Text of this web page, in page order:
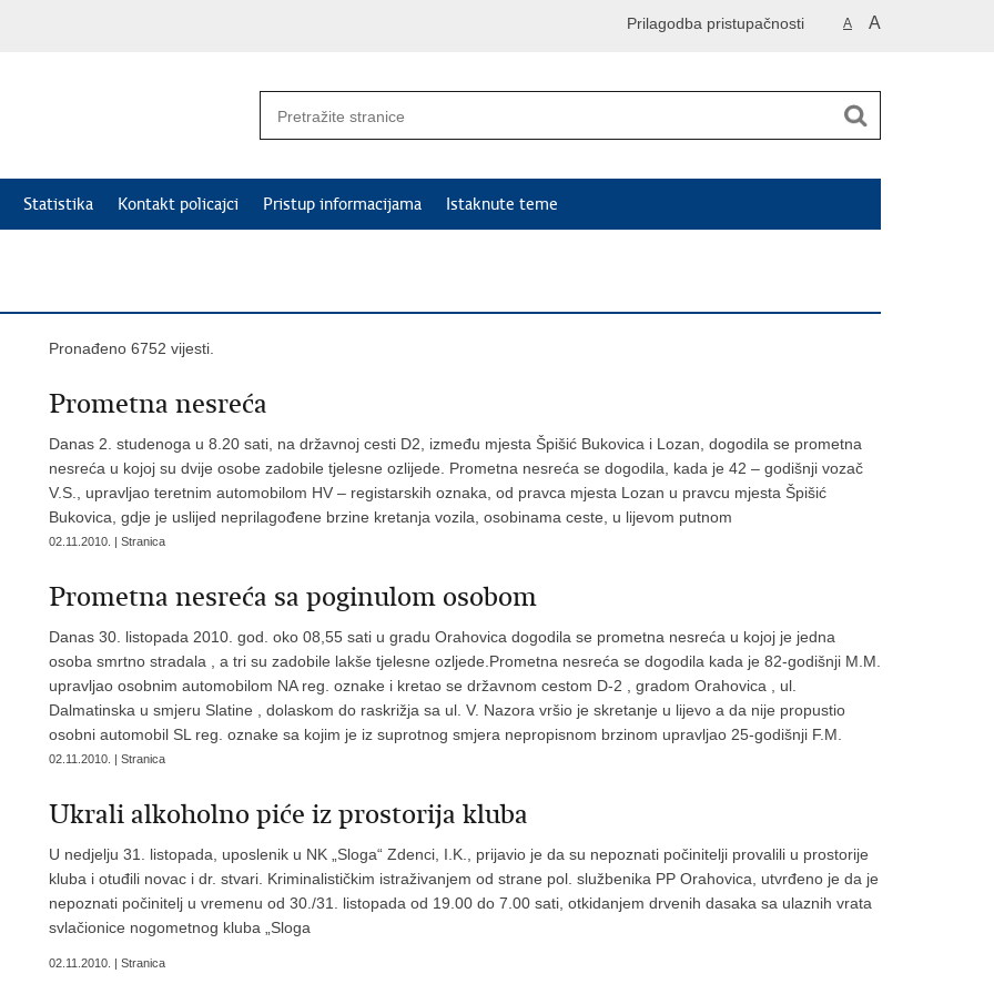
A A
Prilagodba pristupačnosti
Statistika Kontakt policajci Pristup informacijama Istaknute teme
Pronađeno 6752 vijesti.
Prometna nesreća
Danas 2. studenoga u 8.20 sati, na državnoj cesti D2, između mjesta Špišić Bukovica i Lozan, dogodila se prometna
nesreća u kojoj su dvije osobe zadobile tjelesne ozlijede. Prometna nesreća se dogodila, kada je 42 – godišnji vozač
V.S., upravljao teretnim automobilom HV – registarskih oznaka, od pravca mjesta Lozan u pravcu mjesta Špišić
Bukovica, gdje je uslijed neprilagođene brzine kretanja vozila, osobinama ceste, u lijevom putnom
02.11.2010. | Stranica
Prometna nesreća sa poginulom osobom
Danas 30. listopada 2010. god. oko 08,55 sati u gradu Orahovica dogodila se prometna nesreća u kojoj je jedna
osoba smrtno stradala , a tri su zadobile lakše tjelesne ozljede.Prometna nesreća se dogodila kada je 82-godišnji M.M.
upravljao osobnim automobilom NA reg. oznake i kretao se državnom cestom D-2 , gradom Orahovica , ul.
Dalmatinska u smjeru Slatine , dolaskom do raskrižja sa ul. V. Nazora vršio je skretanje u lijevo a da nije propustio
osobni automobil SL reg. oznake sa kojim je iz suprotnog smjera nepropisnom brzinom upravljao 25-godišnji F.M.
02.11.2010. | Stranica
Ukrali alkoholno piće iz prostorija kluba
U nedjelju 31. listopada, uposlenik u NK „Sloga“ Zdenci, I.K., prijavio je da su nepoznati počinitelji provalili u prostorije
kluba i otuđili novac i dr. stvari. Kriminalističkim istraživanjem od strane pol. službenika PP Orahovica, utvrđeno je da je
nepoznati počinitelj u vremenu od 30./31. listopada od 19.00 do 7.00 sati, otkidanjem drvenih dasaka sa ulaznih vrata
svlačionice nogometnog kluba „Sloga
02.11.2010. | Stranica